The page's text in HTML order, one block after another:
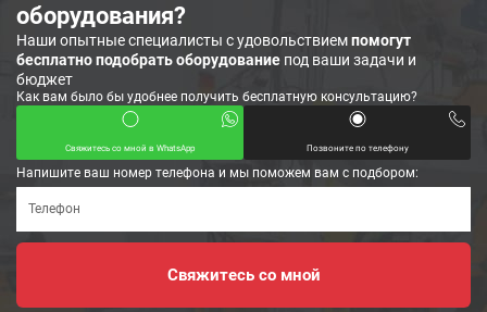
оборудования?
Наши опытные специалисты с удовольствиемпомогут
бесплатно подобрать оборудование под ваши задачи и
бюджет
Как вам было бы удобнее получить бесплатную консультацию?
Свяжитесь со мной в WhatsApp Позвоните по телефону
Напишите ваш номер телефона и мы поможем вам с подбором: